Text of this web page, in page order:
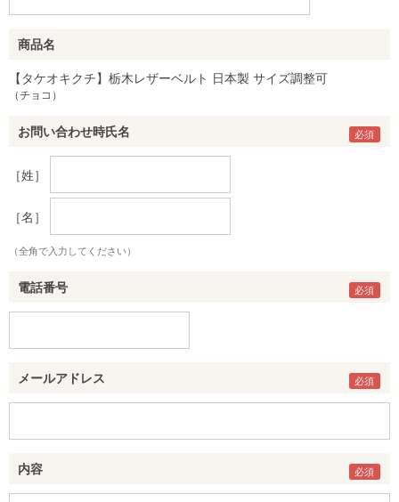
商品名
【タケオキクチ】栃木レザーベルト 日本製 サイズ調整可
（チョコ）
お問い合わせ時氏名
［姓］
［名］
（全角で入力してください）
電話番号
メールアドレス
内容